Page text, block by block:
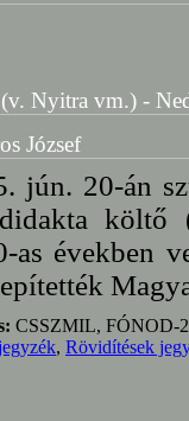
Nyitra vm.) -
József
jún. 20-án
költő
as években
CSSZMIL, FÓNOD-2
, Rövidítések